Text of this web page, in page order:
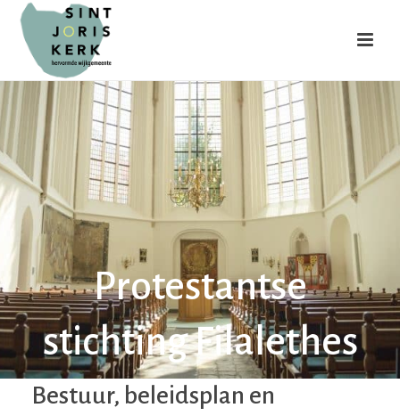
Protestantse
stichting Filalethes
Bestuur, beleidsplan en